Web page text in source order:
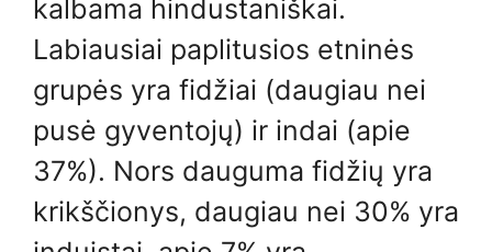
kalbama hindustaniškai.
Labiausiai paplitusios etninės
grupės yra fidžiai (daugiau nei
pusė gyventojų) ir indai (apie
37%). Nors dauguma fidžių yra
krikščionys, daugiau nei 30% yra